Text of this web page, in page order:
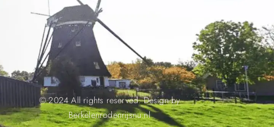
© 2024 All rights reserved. Design by
Berkelenrodenrijsnu.nl